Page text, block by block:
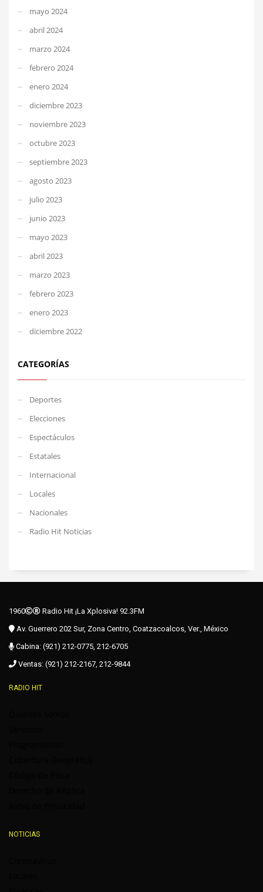
mayo 2024
abril 2024
marzo 2024
febrero 2024
enero 2024
diciembre 2023
noviembre 2023
octubre 2023
septiembre 2023
agosto 2023
julio 2023
junio 2023
mayo 2023
abril 2023
marzo 2023
febrero 2023
enero 2023
diciembre 2022
CATEGORÍAS
Deportes
Elecciones
Espectáculos
Estatales
Internacional
Locales
Nacionales
Radio Hit Noticias
1960
Radio Hit ¡La Xplosiva! 92.3FM
Av. Guerrero 202 Sur, Zona Centro, Coatzacoalcos, Ver., México
Cabina: (921) 212-0775, 212-6705
Ventas: (921) 212-2167, 212-9844
RADIO HIT
NOTICIAS